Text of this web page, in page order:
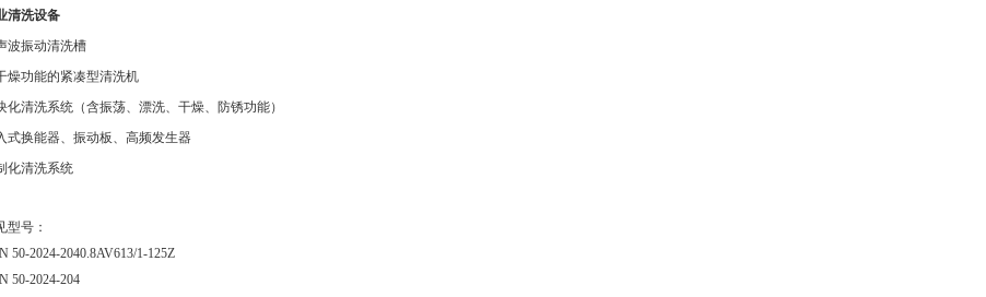
清洗设备
波振动清洗槽
燥功能的紧凑型清洗机
化清洗系统（含振荡、漂洗、干燥、防锈功能）
式换能器、振动板、高频发生器
化清洗系统
型号：
50-2024-2040.8AV613/1-125Z
50-2024-204